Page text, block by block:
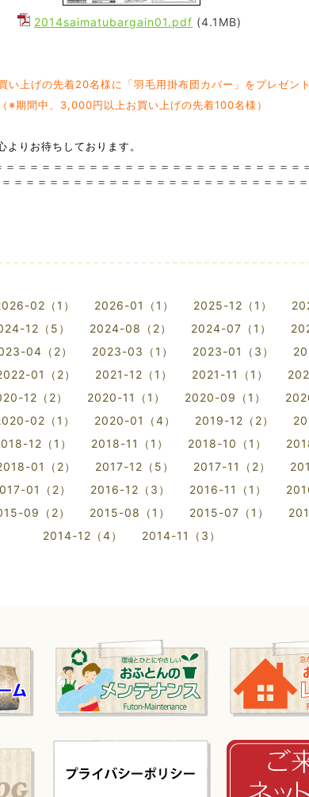
2014saimatubargain01.pdf (4.1MB)
上げの先着20名様に「羽毛用掛布団カバー」をプレゼント
期間中、3,000円以上お買い上げの先着100名様）
りお待ちしております。
＝＝＝＝＝＝＝＝＝＝＝＝＝＝＝＝＝＝＝＝＝＝＝＝
＝＝＝＝＝＝＝＝＝＝＝＝＝＝＝＝＝＝＝＝＝＝＝＝
02（1） 2026-01（1） 2025-12（1）
12（5） 2024-08（2） 2024-07（1）
04（2） 2023-03（1） 2023-01（3）
01（2） 2021-12（1） 2021-11（1）
12（2） 2020-11（1） 2020-09（1）
02（1） 2020-01（4） 2019-12（2）
12（1） 2018-11（1） 2018-10（1）
01（2） 2017-12（5） 2017-11（2）
01（2） 2016-12（3） 2016-11（1）
09（2） 2015-08（1） 2015-07（1）
2014-12（4）
2014-11（3）